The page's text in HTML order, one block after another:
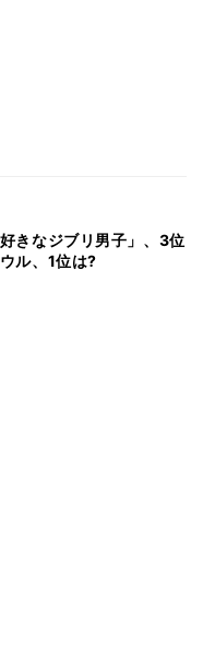
きなジブリ男子」、3位
ル、1位は?